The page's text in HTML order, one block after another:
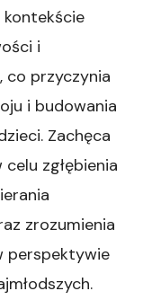
i
co przyczynia
i budowania
Zachęca
zgłębienia
zrozumienia
perspektywie